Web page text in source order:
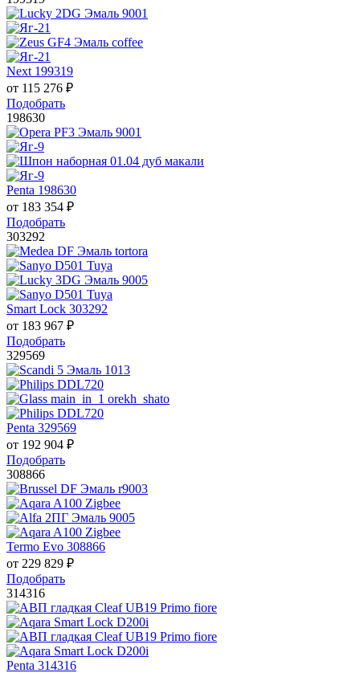
Next 199319
от 115 276 ₽
Подобрать
198630
Penta 198630
от 183 354 ₽
Подобрать
303292
Smart Lock 303292
от 183 967 ₽
Подобрать
329569
Penta 329569
от 192 904 ₽
Подобрать
308866
Termo Evo 308866
от 229 829 ₽
Подобрать
314316
Penta 314316